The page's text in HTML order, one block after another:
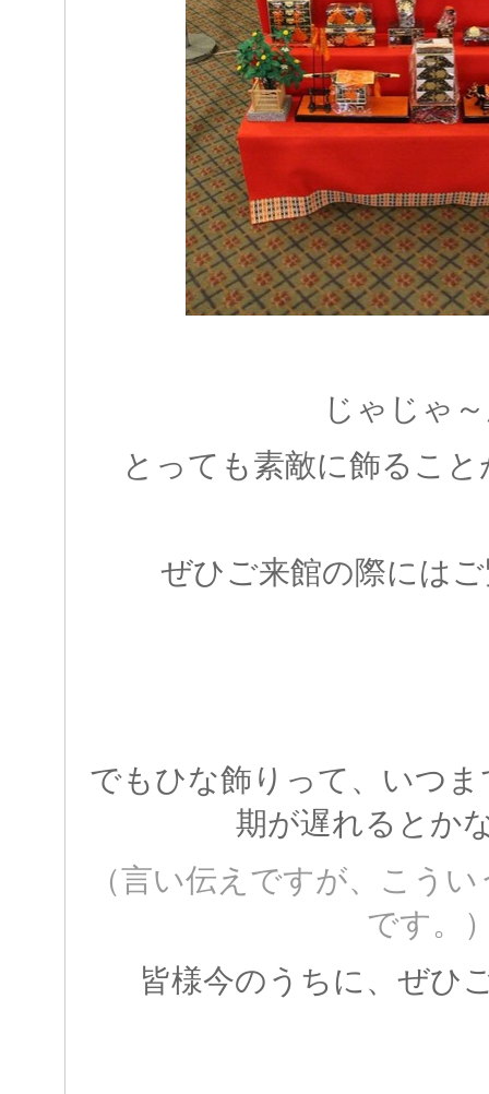
じゃじゃ
とっても素敵に飾るこ
ぜひご来館の際には
でもひな飾りって、いつ
期が遅れるとか
（言い伝えですが、こう
です。
皆様今のうちに、ぜひ